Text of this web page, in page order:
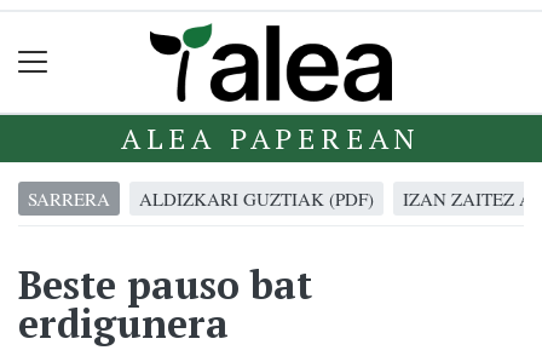
ALEA PAPEREAN
SARRERA ALDIZKARI GUZTIAK (PDF) IZAN ZAITEZ
Beste pauso bat
erdigunera